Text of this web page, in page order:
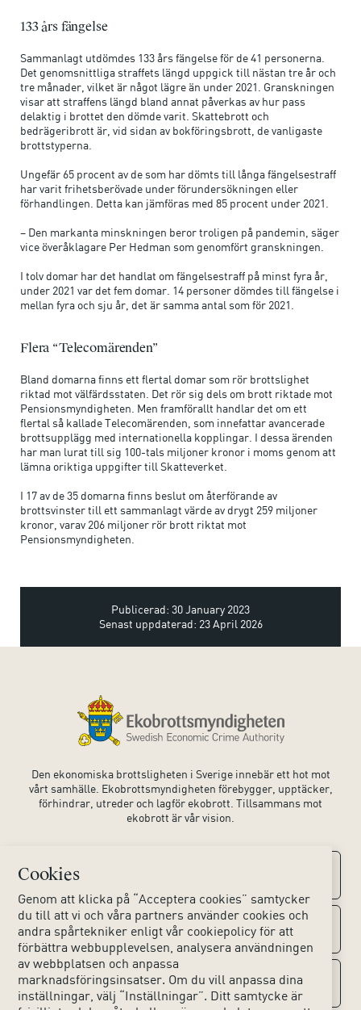
Cookies
Genom att klicka på “Acceptera cookies” samtycker
du till att vi och våra partners använder cookies och
andra spårtekniker enligt vår cookiepolicy för att
förbättra webbupplevelsen, analysera användningen
av webbplatsen och anpassa
marknadsföringsinsatser. Om du vill anpassa dina
inställningar, välj “Inställningar”. Ditt samtycke är
133 års fängelse
Sammanlagt utdömdes 133 års fängelse för de 41 personerna.
Det genomsnittliga straffets längd uppgick till nästan tre år och
tre månader, vilket är något lägre än under 2021. Granskningen
visar att straffens längd bland annat påverkas av hur pass
delaktig i brottet den dömde varit. Skattebrott och
bedrägeribrott är, vid sidan av bokföringsbrott, de vanligaste
brottstyperna.
Ungefär 65 procent av de som har dömts till långa fängelsestraff
har varit frihetsberövade under förundersökningen eller
förhandlingen. Detta kan jämföras med 85 procent under 2021.
– Den markanta minskningen beror troligen på pandemin, säger
vice överåklagare Per Hedman som genomfört granskningen.
I tolv domar har det handlat om fängelsestraff på minst fyra år,
under 2021 var det fem domar. 14 personer dömdes till fängelse i
mellan fyra och sju år, det är samma antal som för 2021.
Flera “Telecomärenden”
Bland domarna finns ett flertal domar som rör brottslighet
riktad mot välfärdsstaten. Det rör sig dels om brott riktade mot
Pensionsmyndigheten. Men framförallt handlar det om ett
flertal så kallade Telecomärenden, som innefattar avancerade
brottsupplägg med internationella kopplingar. I dessa ärenden
har man lurat till sig 100-tals miljoner kronor i moms genom att
lämna oriktiga uppgifter till Skatteverket.
I 17 av de 35 domarna finns beslut om återförande av
brottsvinster till ett sammanlagt värde av drygt 259 miljoner
kronor, varav 206 miljoner rör brott riktat mot
Pensionsmyndigheten.
Publicerad: 30 January 2023
Senast uppdaterad: 23 April 2026
Den ekonomiska brottsligheten i Sverige innebär ett hot mot
vårt samhälle. Ekobrottsmyndigheten förebygger, upptäcker,
förhindrar, utreder och lagför ekobrott. Tillsammans mot
ekobrott är vår vision.
Kontaktuppgifter
Kontakta oss
Huvudkontoret
Lokala kontor
Om webbplatsen
Tillgänglighet webbplats
Sociala medier